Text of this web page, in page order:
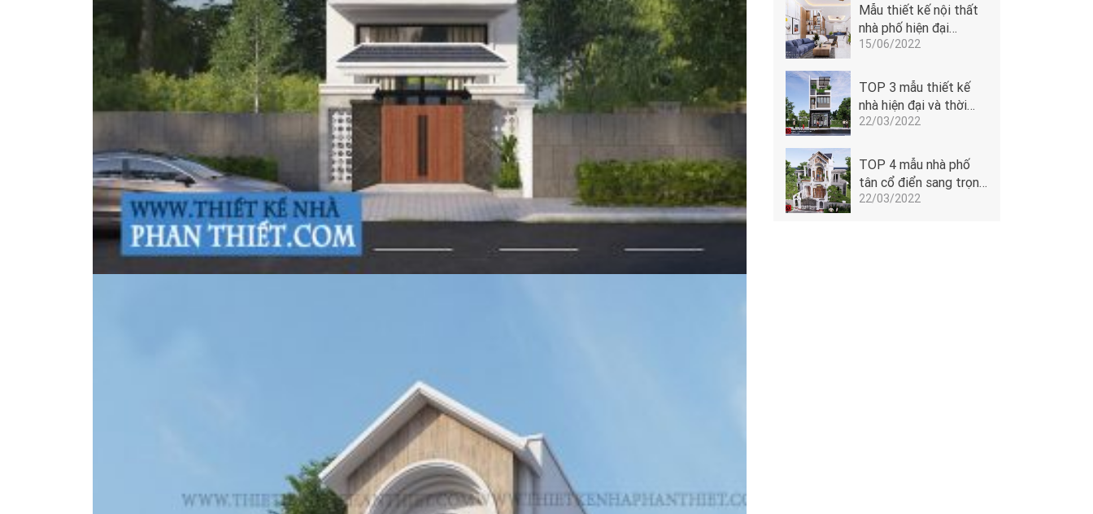
Mẫu thiết kế nội thất
nhà phố hiện đại
5x14m của Đoàn Anh
1506
15/06/2022
TOP 3 mẫu thiết kế
nhà hiện đại và thời
thượng
22/03/2022
TOP 4 mẫu nhà phố
tân cổ điển sang trọng
dẫn đầu xu hướng
22/03/2022